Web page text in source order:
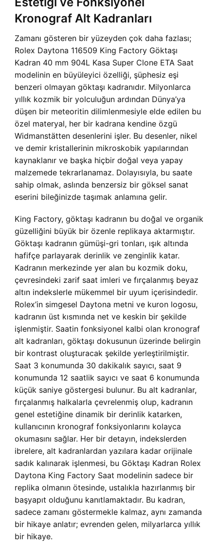
Kronograf Alt Kadranları
Zamanı gösteren bir yüzeyden çok daha fazlası;
Rolex Daytona 116509 King Factory Göktaşı
Kadran 40 mm 904L Kasa Super Clone ETA Saat
modelinin en büyüleyici özelliği, şüphesiz eşi
benzeri olmayan göktaşı kadranıdır. Milyonlarca
yıllık kozmik bir yolculuğun ardından Dünya’ya
düşen bir meteoritin dilimlenmesiyle elde edilen bu
özel materyal, her bir kadrana kendine özgü
Widmanstätten desenlerini işler. Bu desenler, nikel
ve demir kristallerinin mikroskobik yapılarından
kaynaklanır ve başka hiçbir doğal veya yapay
malzemede tekrarlanamaz. Dolayısıyla, bu saate
sahip olmak, aslında benzersiz bir göksel sanat
eserini bileğinizde taşımak anlamına gelir.
King Factory, göktaşı kadranın bu doğal ve organik
güzelliğini büyük bir özenle replikaya aktarmıştır.
Göktaşı kadranın gümüşi-gri tonları, ışık altında
hafifçe parlayarak derinlik ve zenginlik katar.
Kadranın merkezinde yer alan bu kozmik doku,
çevresindeki zarif saat imleri ve fırçalanmış beyaz
altın indekslerle mükemmel bir uyum içerisindedir.
Rolex’in simgesel Daytona metni ve kuron logosu,
kadranın üst kısmında net ve keskin bir şekilde
işlenmiştir. Saatin fonksiyonel kalbi olan kronograf
alt kadranları, göktaşı dokusunun üzerinde belirgin
bir kontrast oluşturacak şekilde yerleştirilmiştir.
Saat 3 konumunda 30 dakikalık sayıcı, saat 9
konumunda 12 saatlik sayıcı ve saat 6 konumunda
küçük saniye göstergesi bulunur. Bu alt kadranlar,
fırçalanmış halkalarla çevrelenmiş olup, kadranın
genel estetiğine dinamik bir derinlik katarken,
kullanıcının kronograf fonksiyonlarını kolayca
okumasını sağlar. Her bir detayın, indekslerden
ibrelere, alt kadranlardan yazılara kadar orijinale
sadık kalınarak işlenmesi, bu Göktaşı Kadran Rolex
Daytona King Factory Saat modelinin sadece bir
replika olmanın ötesinde, ustalıkla hazırlanmış bir
başyapıt olduğunu kanıtlamaktadır. Bu kadran,
sadece zamanı göstermekle kalmaz, aynı zamanda
bir hikaye anlatır; evrenden gelen, milyarlarca yıllık
bir hikaye.